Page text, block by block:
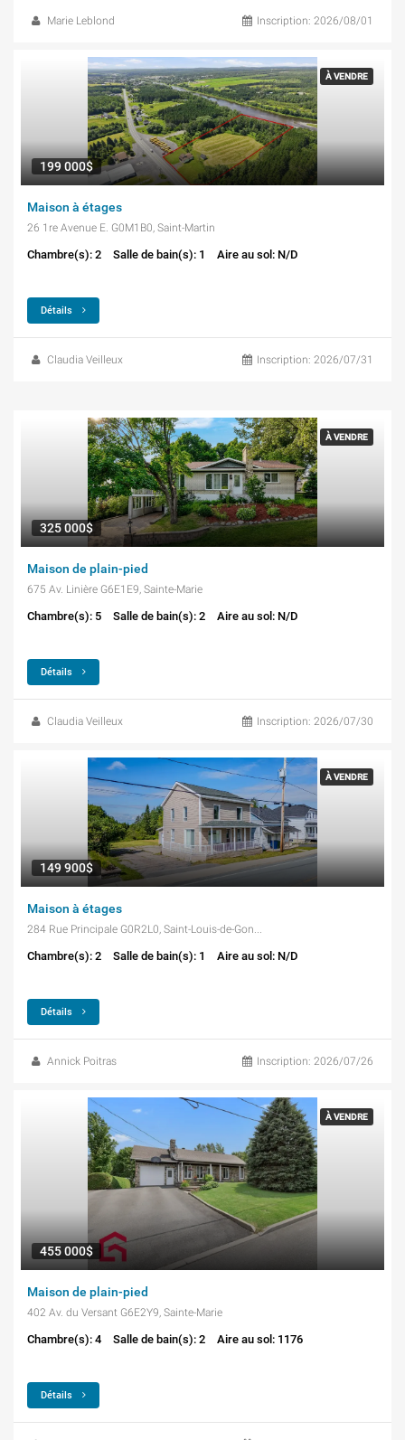
Marie Leblond Inscription: 2026/08/01
À VENDRE
199 000$
Maison à étages
26 1re Avenue E. G0M1B0, Saint-Martin
Chambre(s): 2 Salle de bain(s): 1 Aire au sol: N/D
Détails
Claudia Veilleux Inscription: 2026/07/31
À VENDRE
325 000$
Maison de plain-pied
675 Av. Linière G6E1E9, Sainte-Marie
Chambre(s): 5 Salle de bain(s): 2 Aire au sol: N/D
Détails
Claudia Veilleux Inscription: 2026/07/30
À VENDRE
149 900$
Maison à étages
284 Rue Principale G0R2L0, Saint-Louis-de-Gonzague
Chambre(s): 2 Salle de bain(s): 1 Aire au sol: N/D
Détails
Annick Poitras Inscription: 2026/07/26
À VENDRE
455 000$
Maison de plain-pied
402 Av. du Versant G6E2Y9, Sainte-Marie
Chambre(s): 4 Salle de bain(s): 2 Aire au sol: 1176
Détails